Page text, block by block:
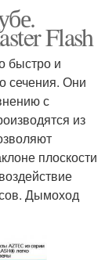
Flash
быстро и
сечения. Они
с
из
плоскости
Дымоход